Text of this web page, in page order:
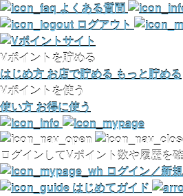
よくある質問
ログアウト
Vポイントを貯める
はじめ方 お店で貯める もっと貯める
Vポイントを使う
使い方 お得に使う
ログインしてVポイント数や履歴を
ログイン／新
はじめてガイド